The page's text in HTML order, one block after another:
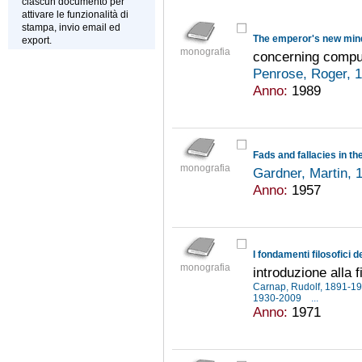
attivare le funzionalità di
stampa, invio email ed
export.
monografia
The emperor's new
concerning
Penrose, Roger,
Anno: 1989
monografia
Fads and fallacies in
Gardner, Martin,
Anno: 1957
monografia
I fondamenti filosofici
introduzione alla
Carnap, Rudolf, 1891-
1930-2009
...
Anno: 1971